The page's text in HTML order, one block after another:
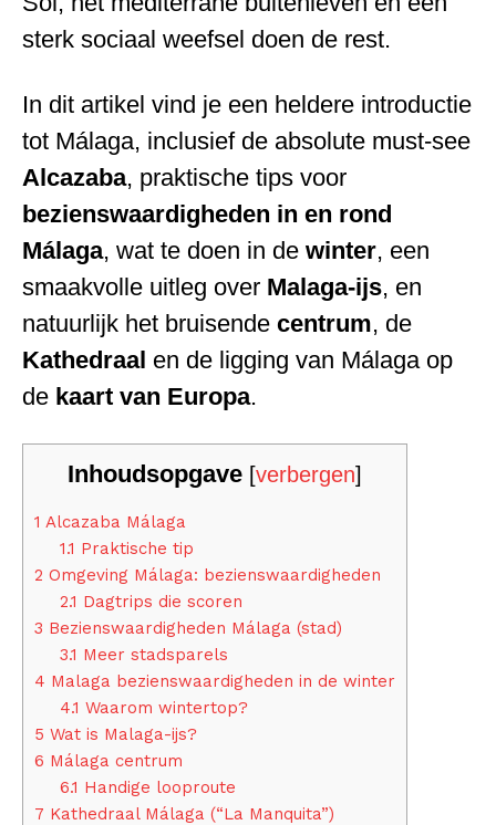
sterk sociaal weefsel doen de rest.
In dit artikel vind je een heldere introductie
tot Málaga, inclusief de absolute must-see
Alcazaba, praktische tips voor
bezienswaardigheden in en rond
Málaga, wat te doen in de winter, een
smaakvolle uitleg over Malaga-ijs, en
natuurlijk het bruisende centrum, de
Kathedraal en de ligging van Málaga op
de kaart van Europa.
Inhoudsopgave [verbergen]
1 Alcazaba Málaga
1.1 Praktische tip
2 Omgeving Málaga: bezienswaardigheden
2.1 Dagtrips die scoren
3 Bezienswaardigheden Málaga (stad)
3.1 Meer stadsparels
4 Malaga bezienswaardigheden in de winter
4.1 Waarom wintertop?
5 Wat is Malaga-ijs?
6 Málaga centrum
6.1 Handige looproute
7 Kathedraal Málaga (“La Manquita”)